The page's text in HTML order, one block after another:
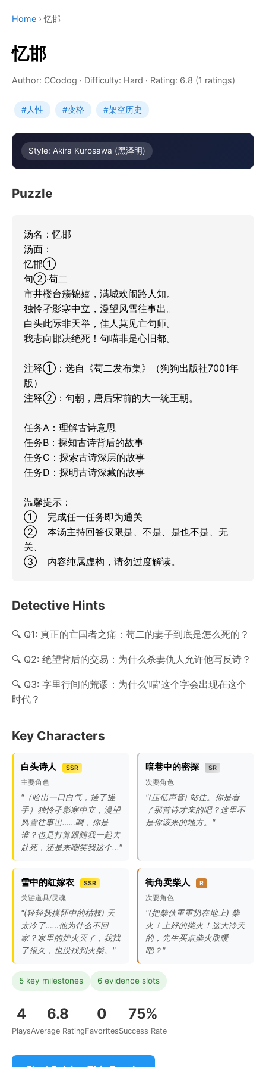
Home ›忆邯
忆邯
Author: CCodog · Difficulty: Hard · Rating: 6.8 (1 ratings)
#人性 #变格 #架空历史
Style: Akira Kurosawa (黑泽明)
Puzzle
汤名：忆邯
汤面：
忆邯①
句②·苟二
市井楼台簇锦嬉，满城欢闹路人知。
独怜孑影寒中立，漫望风雪往事出。
白头此际非天举，佳人莫见亡句师。
我志向邯决绝死！句喵非是心旧都。
注释①：选自《苟二发布集》（狗狗出版社7001年
版）
注释②：句朝，唐后宋前的大一统王朝。
任务A：理解古诗意思
任务B：探知古诗背后的故事
任务C：探索古诗深层的故事
任务D：探明古诗深藏的故事
温馨提示：
①	完成任一任务即为通关
②	本汤主持回答仅限是、不是、是也不是、无
关、
③	内容纯属虚构，请勿过度解读。
Detective Hints
Q1: 真正的亡国者之痛：苟二的妻子到底是怎么死的？
Q2: 绝望背后的交易：为什么杀妻仇人允许他写反诗？
Q3: 字里行间的荒谬：为什么'喵'这个字会出现在这个
时代？
Key Characters
白头诗人 SSR
主要角色
"（哈出一口白气，搓了搓
手）独怜孑影寒中立，漫望
风雪往事出……啊，你是
谁？也是打算跟随我一起去
赴死，还是来嘲笑我这个..."
暗巷中的密探 SR
次要角色
"(压低声音) 站住。你是看
了那首诗才来的吧？这里不
是你该来的地方。"
雪中的红嫁衣 SSR
关键道具/灵魂
"(轻轻抚摸怀中的枯枝) 天
太冷了……他为什么不回
家？家里的炉火灭了，我找
了很久，也没找到火柴。"
街角卖柴人 R
次要角色
"(把柴伙重重扔在地上) 柴
火！上好的柴火！这大冷天
的，先生买点柴火取暖
吧？"
5 key milestones 6 evidence slots
4
Plays
6.8
Average Rating
0
Favorites
75%
Success Rate